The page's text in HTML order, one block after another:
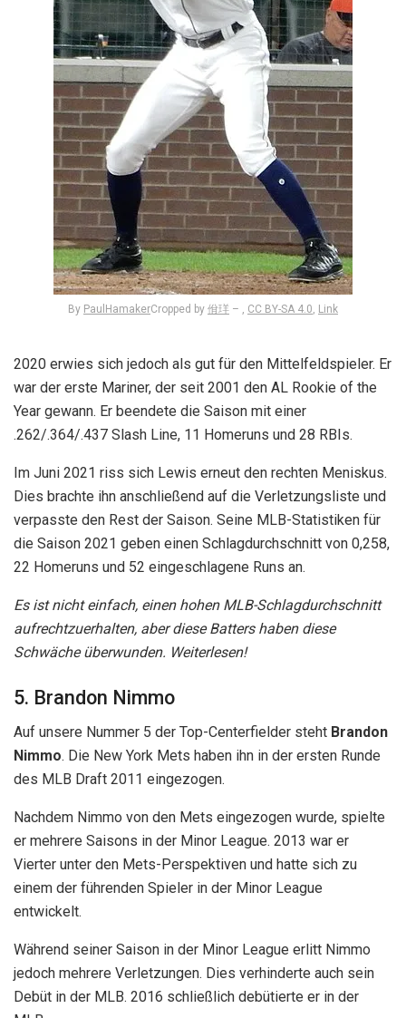
By PaulHamakerCropped by 佾珜 – , CC BY-SA 4.0, Link
2020 erwies sich jedoch als gut für den Mittelfeldspieler. Er
war der erste Mariner, der seit 2001 den AL Rookie of the
Year gewann. Er beendete die Saison mit einer
.262/.364/.437 Slash Line, 11 Homeruns und 28 RBIs.
Im Juni 2021 riss sich Lewis erneut den rechten Meniskus.
Dies brachte ihn anschließend auf die Verletzungsliste und
verpasste den Rest der Saison. Seine MLB-Statistiken für
die Saison 2021 geben einen Schlagdurchschnitt von 0,258,
22 Homeruns und 52 eingeschlagene Runs an.
Es ist nicht einfach, einen hohen MLB-Schlagdurchschnitt
aufrechtzuerhalten, aber diese Batters haben diese
Schwäche überwunden. Weiterlesen!
5. Brandon Nimmo
Auf unsere Nummer 5 der Top-Centerfielder steht Brandon
Nimmo. Die New York Mets haben ihn in der ersten Runde
des MLB Draft 2011 eingezogen.
Nachdem Nimmo von den Mets eingezogen wurde, spielte
er mehrere Saisons in der Minor League. 2013 war er
Vierter unter den Mets-Perspektiven und hatte sich zu
einem der führenden Spieler in der Minor League
entwickelt.
Während seiner Saison in der Minor League erlitt Nimmo
jedoch mehrere Verletzungen. Dies verhinderte auch sein
Debüt in der MLB. 2016 schließlich debütierte er in der